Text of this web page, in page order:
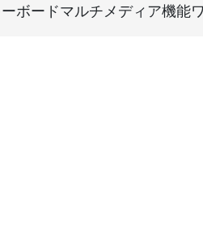
ボードマルチメディア機能